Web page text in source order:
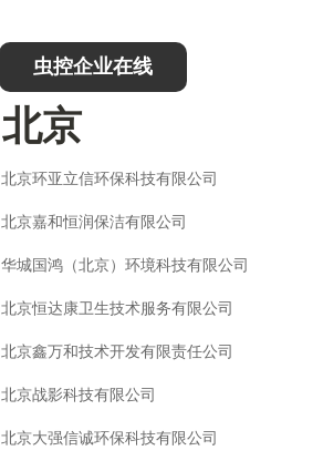
虫控企业在线
北京
北京环亚立信环保科技有限公司
北京嘉和恒润保洁有限公司
华城国鸿（北京）环境科技有限公司
北京恒达康卫生技术服务有限公司
北京鑫万和技术开发有限责任公司
北京战影科技有限公司
北京大强信诚环保科技有限公司